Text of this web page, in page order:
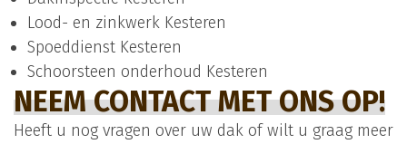
Lood- en zinkwerk Kesteren
Spoeddienst Kesteren
Schoorsteen onderhoud Kesteren
NEEM CONTACT MET ONS OP!
Heeft u nog vragen over uw dak of wilt u graag meer